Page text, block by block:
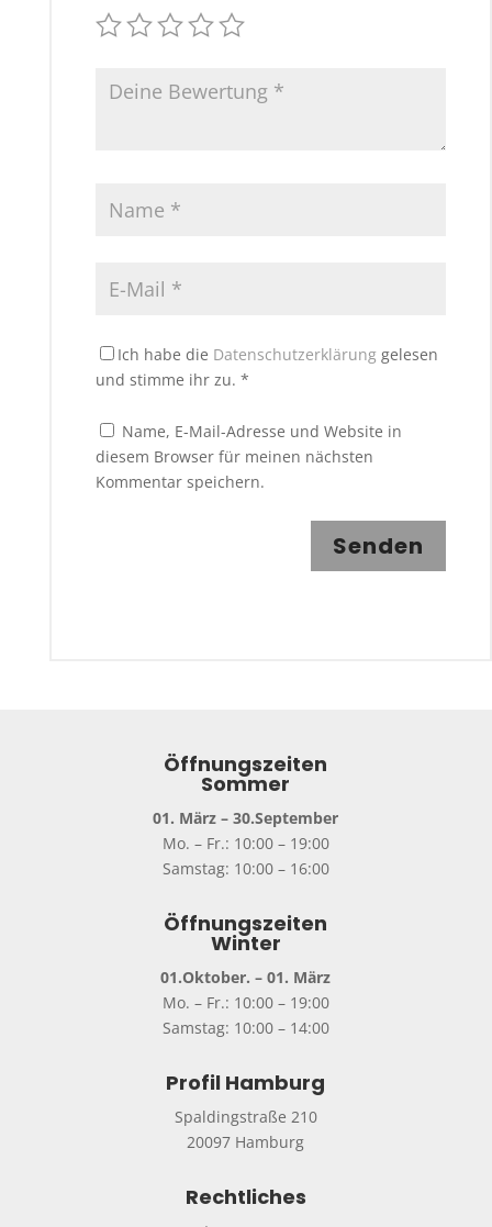
Ich habe die Datenschutzerklärunggelesen
und stimme ihr zu. *
Name, E-Mail-Adresse und Website in
diesem Browser für meinen nächsten
Kommentar speichern.
Senden
Öffnungszeiten
Sommer
01. März – 30.September
Mo. – Fr.: 10:00 – 19:00
Samstag: 10:00 – 16:00
Öffnungszeiten
Winter
01.Oktober. – 01. März
Mo. – Fr.: 10:00 – 19:00
Samstag: 10:00 – 14:00
Profil Hamburg
Spaldingstraße 210
20097 Hamburg
Rechtliches